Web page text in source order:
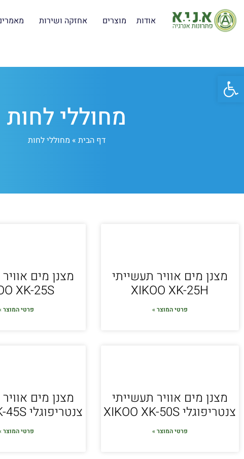
אודות מוצרים אחזקה ושירות
מחוללי לחות
דף הבית » מחוללי לחות
מצנן מים אוויר תעשייתי
XIKOO XK-25H
פרטי המוצר »
מצנן מים
XK-25S
פרטי המוצר
מצנן מים אוויר תעשייתי
צנטריפוגלי XIKOO XK-50S
פרטי המוצר »
מצנן מים
צנטריפוגלי XIKOO XK-45S
פרטי המוצר
פתח סרגל נגישות